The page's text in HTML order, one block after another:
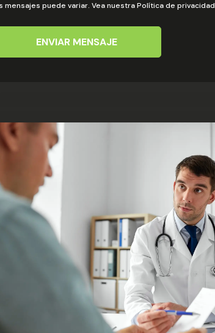
mensajes puede variar. Vea nuestra Política de privacidad
ENVIAR MENSAJE